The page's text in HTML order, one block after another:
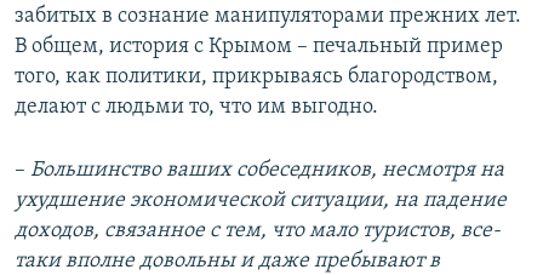
забитых в сознание манипуляторами прежних лет.
В общем, история с Крымом – печальный пример
того, как политики, прикрываясь благородcтвом,
делают с людьми то, что им выгодно.
–​ Большинство ваших собеседников, несмотря на
ухудшение экономической ситуации, на падение
доходов, связанное с тем, что мало туристов, все-
таки вполне довольны и даже пребывают в